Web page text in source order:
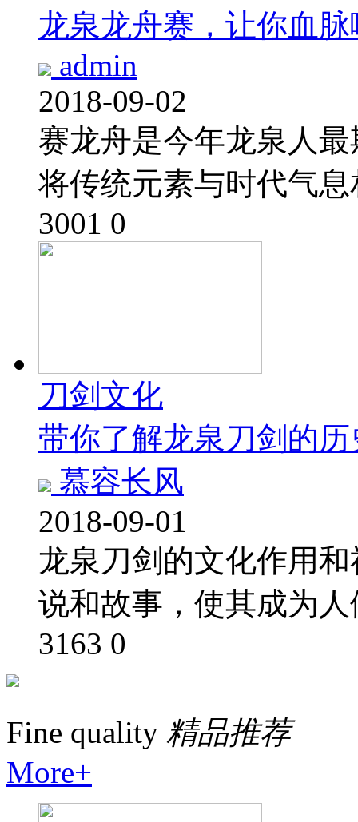
龙泉龙舟赛，让你血脉
admin
2018-09-02
赛龙舟是今年龙泉人
将传统元素与时代气
3001 0
刀剑文化
带你了解龙泉刀剑的
慕容长风
2018-09-01
龙泉刀剑的文化作用
说和故事，使其成为
3163 0
Fine quality 精品推荐
More+